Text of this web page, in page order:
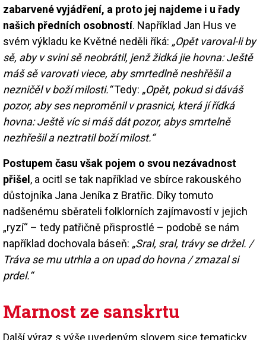
zabarvené vyjádření, a proto jej najdeme i u řady
našich předních osobností. Například Jan Hus ve
svém výkladu ke Květné neděli říká: „Opět varoval-li by
sě, aby v svini sě neobrátil, jenž židká jie hovna: Ještě
máš sě varovati viece, aby smrtedlně neshřěšil a
nezničěl v boží milosti.“Tedy: „Opět, pokud si dáváš
pozor, aby ses neproměnil v prasnici, která jí řídká
hovna: Ještě víc si máš dát pozor, abys smrtelně
nezhřešil a neztratil boží milost.“
Postupem času však pojem o svou nezávadnost
přišel, a ocitl se tak například ve sbírce rakouského
důstojníka Jana Jeníka z Bratřic. Díky tomuto
nadšenému sběrateli folklorních zajímavostí v jejich
„ryzí“ – tedy patřičně přisprostlé – podobě se nám
například dochovala báseň: „Sral, sral, trávy se držel. /
Tráva se mu utrhla a on upad do hovna / zmazal si
prdel.“
Marnost ze sanskrtu
Další výraz s výše uvedeným slovem sice tematicky